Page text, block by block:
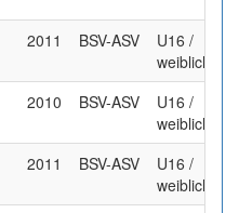
2011 BSV-ASV
U16 /
weiblich
2010 BSV-ASV
U16 /
weiblich
2011 BSV-ASV
U16 /
weiblich